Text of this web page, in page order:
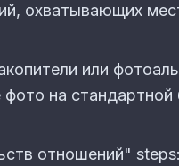
охватывающих
или
на стандартной
отношений" steps: